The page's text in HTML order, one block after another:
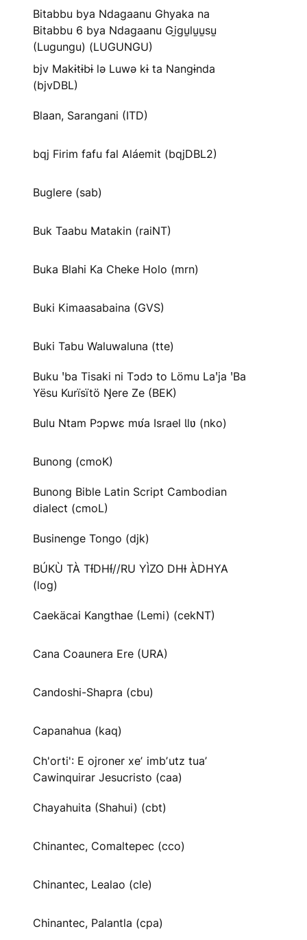
Bitabbu bya Ndagaanu Ghyaka na
Bitabbu 6 bya Ndagaanu Gi̱gu̱lu̱u̱su̱
(Lugungu) (LUGUNGU)
bjv Makɨtɨbɨ lə Luwə kɨ ta Nangɨnda
(bjvDBL)
Blaan, Sarangani (ITD)
bqj Firim fafu fal Aláemit (bqjDBL2)
Buglere (sab)
Buk Taabu Matakin (raiNT)
Buka Blahi Ka Cheke Holo (mrn)
Buki Kimaasabaina (GVS)
Buki Tabu Waluwaluna (tte)
Buku ꞌba Tisaki ni Tɔdɔ to Lömu Laꞌja ꞌBa
Yësu Kurïsïtö Ŋere Ze (BEK)
Bulu Ntam Pɔpwɛ mʋ́a Israel Ɩlʋ (nko)
Bunong (cmoK)
Bunong Bible Latin Script Cambodian
dialect (cmoL)
Businenge Tongo (djk)
BÚKÙ TÀ TƗ́DHƗ́//RU YÌZO DHƗ ÀDHYA
(log)
Caekäcai Kangthae (Lemi) (cekNT)
Cana Coaunera Ere (URA)
Candoshi-Shapra (cbu)
Capanahua (kaq)
Ch'orti': E ojroner xeʼ imbʼutz tuaʼ
Cawinquirar Jesucristo (caa)
Chayahuita (Shahui) (cbt)
Chinantec, Comaltepec (cco)
Chinantec, Lealao (cle)
Chinantec, Palantla (cpa)